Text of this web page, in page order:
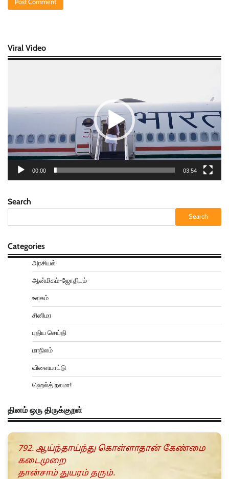
Viral Video
00:00 03:54
Search
Search
Categories
அரசியல்
ஆன்மிகம்-ஜோதிடம்
உலகம்
சினிமா
புதிய செய்தி
மாநிலம்
விளையாட்டு
ஹெல்த் நலமா!
தினம் ஒரு திருக்குறள்
792. ஆய்ந்தாய்ந்து கொள்ளாதான் கேண்மை
கடைமுறை
தான்சாம் துயரம் தரும்.